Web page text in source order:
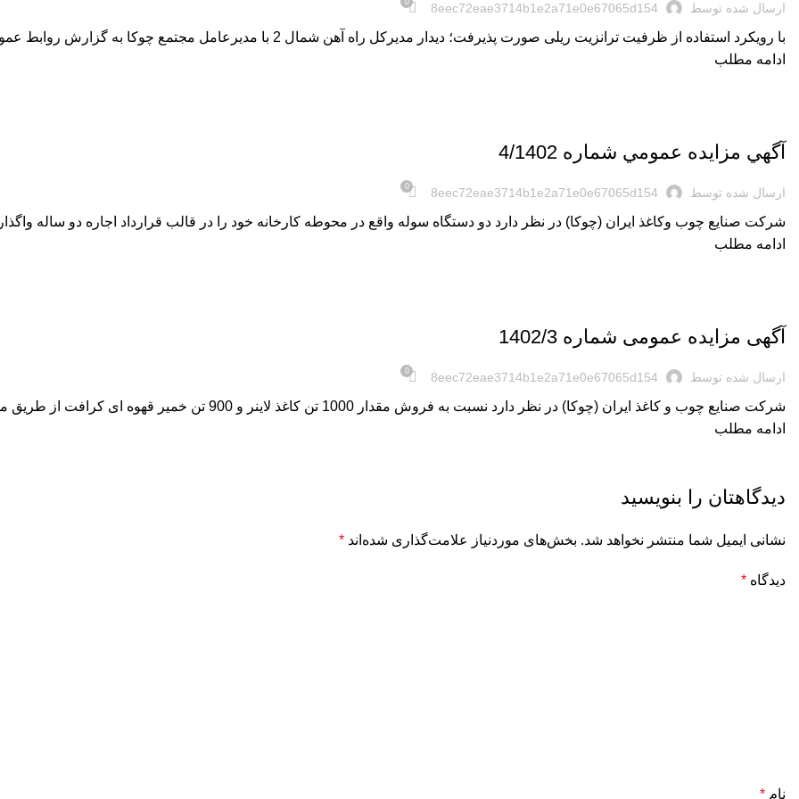
ارسال شده توسط 8eec72eae3714b1e2a71e0e67065d154
0
با رویکرد استفاده از ظرفیت ترانزیت ریلی صورت پذیرفت؛ دیدار مدیرکل راه آهن شمال 2 با مدیرعامل مجتمع چوکا به گزارش روابط عمومی مجتم...
ادامه مطلب
آگهي مزايده عمومي شماره 4/1402
ارسال شده توسط 8eec72eae3714b1e2a71e0e67065d154
0
شرکت صنايع چوب وكاغذ ايران (چوكا) در نظر دارد دو دستگاه سوله واقع در محوطه کارخانه خود را در قالب قرارداد اجاره دو ساله واگذار
ادامه مطلب
آگهی مزایده عمومی شماره 1402/3
ارسال شده توسط 8eec72eae3714b1e2a71e0e67065d154
0
شركت صنايع چوب و كاغذ ايران (چوكا) در نظر دارد نسبت به فروش مقدار 1000 تن کاغذ لاینر و 900 تن خمیر قهوه ای کرافت از طریق مزایده عمومی ا...
ادامه مطلب
دیدگاهتان را بنویسید
نشانی ایمیل شما منتشر نخواهد شد. بخش‌های موردنیاز علامت‌گذاری شده‌اند *
دیدگاه *
نام *